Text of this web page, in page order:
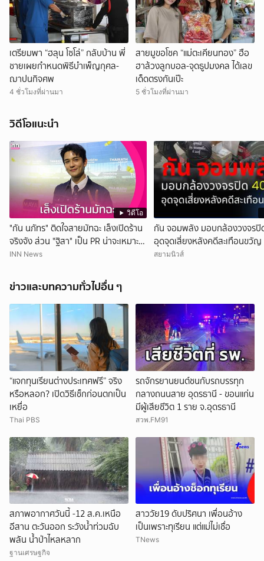
เตรียมพา “ฮลุน โซโล่” กลับบ้าน พี่
ชายเผยกำหนดพิธีบำเพ็ญกุศล-
ฌาปนกิจศพ
4 ชั่วโมงที่ผ่านมา
สายมูขอโชค “แม่ตะเคียนทอง” ฮือ
ฮาล้วงลูกบอล-จุดธูปมงคล ได้เลข
เด็ดตรงกันเป๊ะ
5 ชั่วโมงที่ผ่านมา
วิดีโอแนะนำ
วิดีโอ
"กัน นภัทร" ติดใจสายมัทฉะ เล็งเปิดร้าน
จริงจัง ส่วน "ฐิสา" เป็น PR น่าจะเหมาะ
กว่า
INN News
กัน จอมพลัง มอบกล้องวงจรปิ
อุดจุดเสี่ยงหลังคดีสะเทือนขวัญ
สยามนิวส์
ข่าวและบทความทั่วไปอื่น ๆ
“แจกทุนเรียนต่างประเทศฟรี” จริง
หรือหลอก? เปิดวิธีเช็กก่อนตกเป็น
เหยื่อ
Thai PBS
รถจักรยานยนต์ชนกับรถบรรทุก
กลางถนนสาย อุดรธานี - ขอนแก่น
มีผู้เสียชีวิต 1 ราย จ.อุดรธานี
สวพ.FM91
สภาพอากาศวันนี้ -12 ส.ค.เหนือ
อีสาน ตะวันออก ระวังน้ำท่วมฉับ
พลัน น้ำป่าไหลหลาก
ฐานเศรษฐกิจ
สาววัย19 ดับปริศนา เพื่อนอ้าง
เป็นเพราะทุเรียน แต่แม่ไม่เชื่อ
TNews